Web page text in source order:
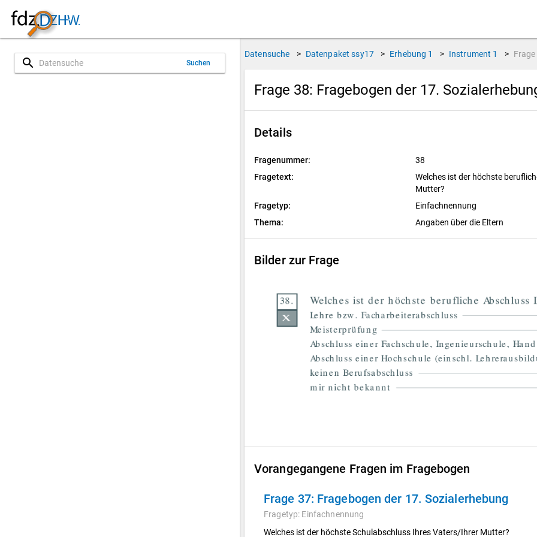
search Suchen
Datensuche > Datenpaket ssy17 > Erhebung 1 > Instrument 1 > Frage
Frage 38: Fragebogen der 17.
Details
Fragenummer:
38
Fragetext:
Welches ist der höchste
Mutter?
Fragetyp:
Einfachnennung
Thema:
Angaben über die Eltern
Bilder zur Frage
Vorangegangene Fragen im Fragebogen
Frage 37: Fragebogen der 17. Sozialerhebung
Fragetyp: Einfachnennung
Welches ist der höchste Schulabschluss Ihres Vaters/Ihrer Mutter?